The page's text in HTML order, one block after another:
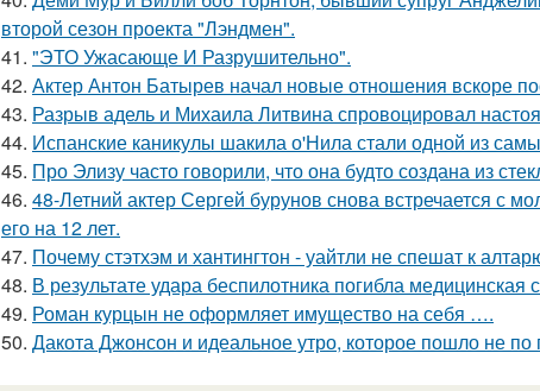
второй сезон проекта "Лэндмен".
41. "ЭТО Ужасающе И Разрушительно".
42. Актер Антон Батырев начал новые отношения вскоре
43. Разрыв адель и Михаила Литвина спровоцировал
44. Испанские каникулы шакила о'Нила стали одной из
45. Про Элизу часто говорили, что она будто создана из
46. 48-Летний актер Сергей бурунов снова встречается с
его на 12 лет.
47. Почему стэтхэм и хантингтон - уайтли не спешат к
48. В результате удара беспилотника погибла
49. Роман курцын не оформляет имущество на себя ….
50. Дакота Джонсон и идеальное утро, которое пошло не по